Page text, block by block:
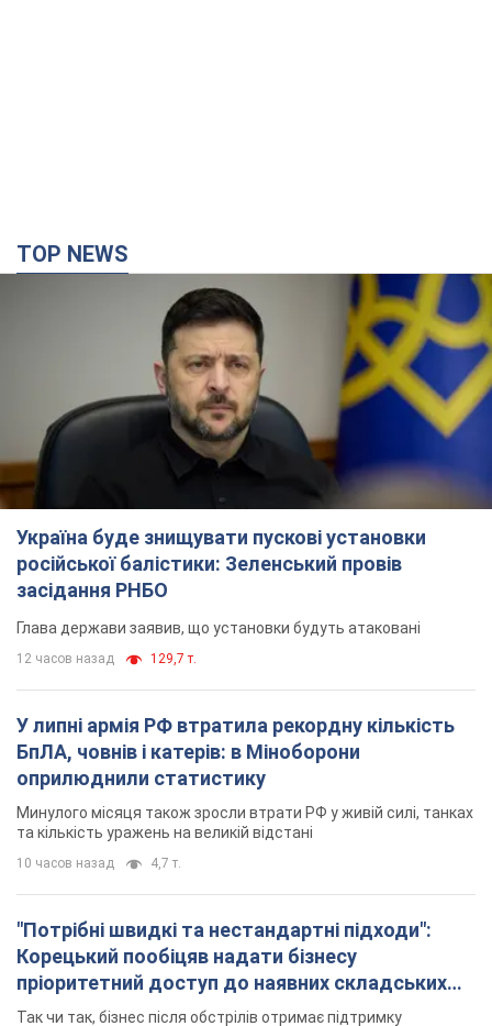
Україна буде знищувати пускові установки
російської балістики: Зеленський провів
засідання РНБО
Глава держави заявив, що установки будуть атаковані
12 часов назад 129,7 т.
У липні армія РФ втратила рекордну кількість
БпЛА, човнів і катерів: в Міноборони
оприлюднили статистику
Минулого місяця також зросли втрати РФ у живій силі, танках
"Потрібні швидкі та нестандартні підходи":
Корецький пообіцяв надати бізнесу
пріоритетний доступ до наявних складських
приміщень
6 часов назад 1,0 т.